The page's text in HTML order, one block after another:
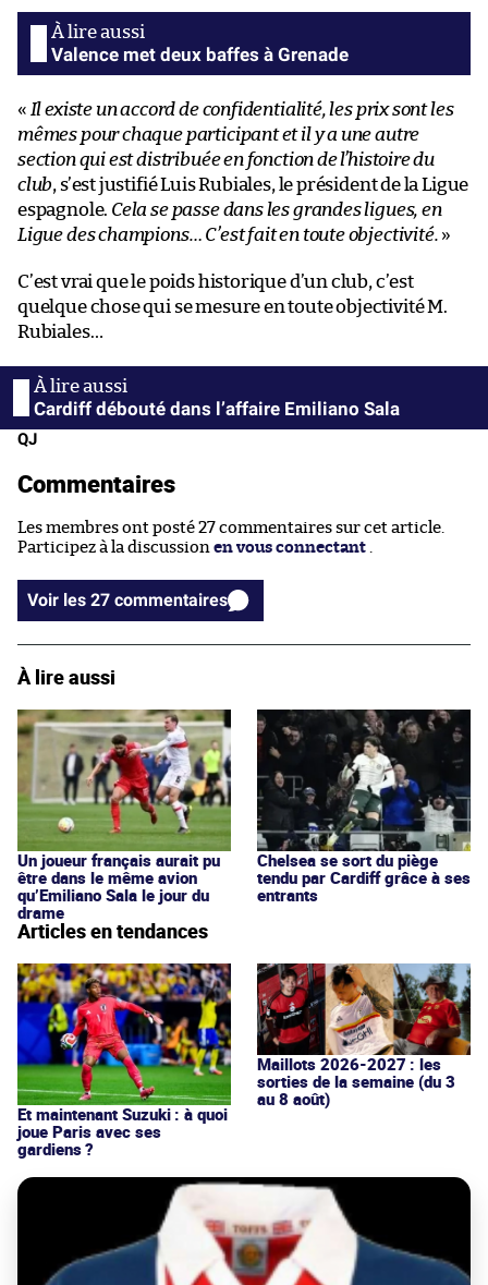
Valence met deux baffes à Grenade
« Il existe un accord de confidentialité, les prix sont les
mêmes pour chaque participant et il y a une autre
section qui est distribuée en fonction de l’histoire du
club, s’est justifié Luis Rubiales, le président de la Ligue
espagnole. Cela se passe dans les grandes ligues, en
Ligue des champions… C’est fait en toute objectivité. »
C’est vrai que le poids historique d’un club, c’est
quelque chose qui se mesure en toute objectivité M.
Rubiales…
Cardiff débouté dans l’affaire Emiliano Sala
QJ
Commentaires
Les membres ont posté 27 commentaires sur cet article.
Participez à la discussion en vous connectant
Voir les 27 commentaires
À lire aussi
Un joueur français aurait pu
être dans le même avion
qu’Emiliano Sala le jour du
drame
Chelsea se sort du piège
tendu par Cardiff grâce à ses
entrants
Articles en tendances
Et maintenant Suzuki : à quoi
joue Paris avec ses
gardiens ?
Maillots 2026-2027 : les
sorties de la semaine (du 3
au 8 août)